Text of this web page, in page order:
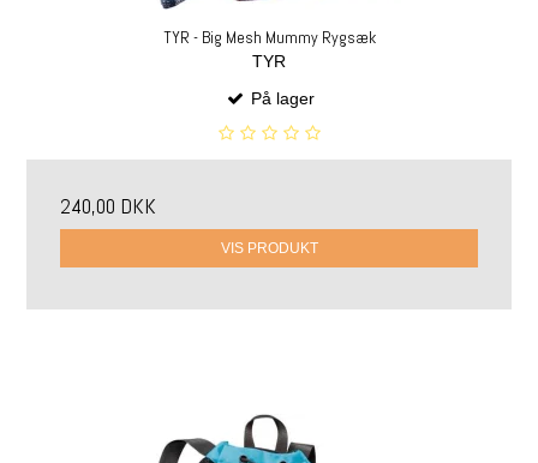
TYR - Big Mesh Mummy Rygsæk
TYR
På lager
240,00 DKK
VIS PRODUKT